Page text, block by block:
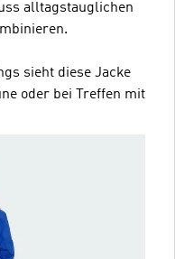
alltagstauglichen
sieht diese Jacke
oder bei Treffen mit